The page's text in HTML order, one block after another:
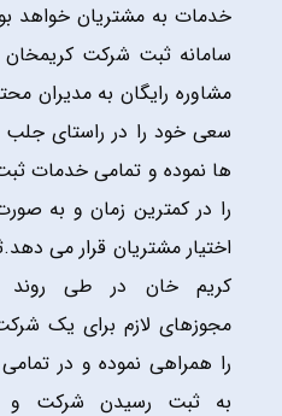
خدمات به مشتریان خواهد
سامانه ثبت شرکت کریمخان
مشاوره رایگان به مدیران
سعی خود را در راستای
ها نموده و تمامی خدمات
را در کمترین زمان و به
اختیار مشتریان قرار می
کریم خان در طی روند
مجوزهای لازم برای یک
را همراهی نموده و در
به ثبت رسیدن شرکت و